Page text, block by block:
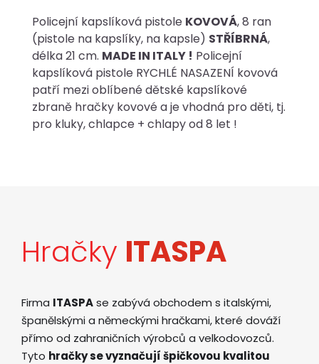
Policejní kapslíková pistole KOVOVÁ, 8 ran
(pistole na kapslíky, na kapsle) STŘÍBRNÁ,
délka 21 cm. MADE IN ITALY ! Policejní
kapslíková pistole RYCHLÉ NASAZENÍ kovová
patří mezi oblíbené dětské kapslíkové
zbraně hračky kovové a je vhodná pro děti, tj.
pro kluky, chlapce + chlapy od 8 let !
Hračky ITASPA
Firma ITASPAse zabývá obchodem s italskými,
španělskými a německými hračkami, které dováží
přímo od zahraničních výrobců a velkodovozců.
Tyto hračky se vyznačují špičkovou kvalitou